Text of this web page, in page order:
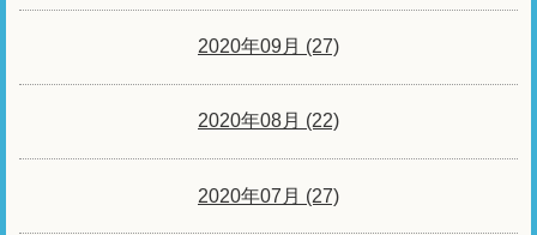
2020年09月 (27)
2020年08月 (22)
2020年07月 (27)